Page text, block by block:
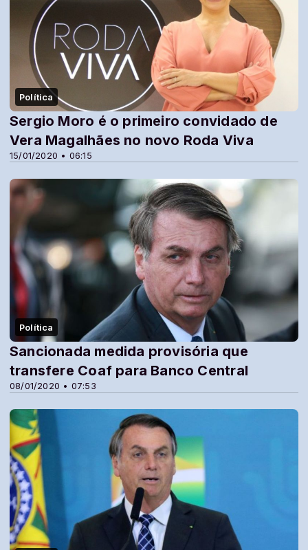
Política
15/01/2020 • 06:15
Sergio Moro é o primeiro convidado de
Vera Magalhães no novo Roda Viva
Política
08/01/2020 • 07:53
Sancionada medida provisória que
transfere Coaf para Banco Central